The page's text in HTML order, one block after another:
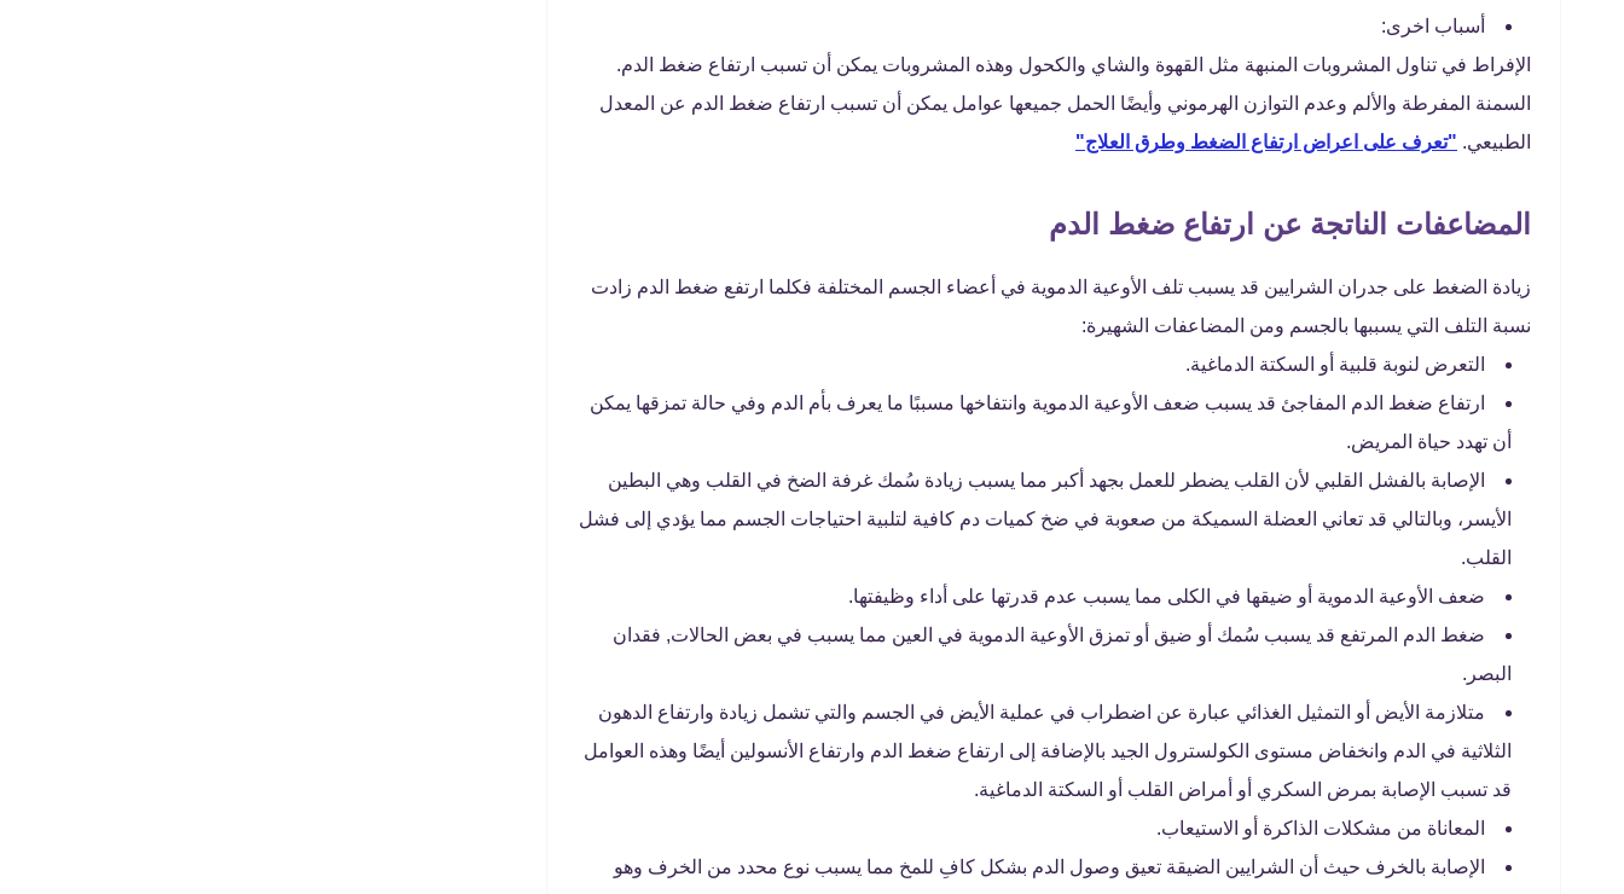
أسباب اخرى:
الإفراط في تناول المشروبات المنبهة مثل القهوة والشاي والكحول وهذه المشروبات يمكن أن تسبب ارتفاع ضغط الدم.
السمنة المفرطة والألم وعدم التوازن الهرموني وأيضًا الحمل جميعها عوامل يمكن أن تسبب ارتفاع ضغط الدم عن المعدل
الطبيعي. "تعرف على اعراض ارتفاع الضغط وطرق العلاج"
المضاعفات الناتجة عن ارتفاع ضغط الدم
زيادة الضغط على جدران الشرايين قد يسبب تلف الأوعية الدموية في أعضاء الجسم المختلفة فكلما ارتفع ضغط الدم زادت
نسبة التلف التي يسببها بالجسم ومن المضاعفات الشهيرة:
التعرض لنوبة قلبية أو السكتة الدماغية.
ارتفاع ضغط الدم المفاجئ قد يسبب ضعف الأوعية الدموية وانتفاخها مسببًا ما يعرف بأم الدم وفي حالة تمزقها يمكن
أن تهدد حياة المريض.
الإصابة بالفشل القلبي لأن القلب يضطر للعمل بجهد أكبر مما يسبب زيادة سُمك غرفة الضخ في القلب وهي البطين
الأيسر، وبالتالي قد تعاني العضلة السميكة من صعوبة في ضخ كميات دم كافية لتلبية احتياجات الجسم مما يؤدي إلى فشل
القلب.
ضعف الأوعية الدموية أو ضيقها في الكلى مما يسبب عدم قدرتها على أداء وظيفتها.
ضغط الدم المرتفع قد يسبب سُمك أو ضيق أو تمزق الأوعية الدموية في العين مما يسبب في بعض الحالات, فقدان
البصر.
متلازمة الأيض أو التمثيل الغذائي عبارة عن اضطراب في عملية الأيض في الجسم والتي تشمل زيادة وارتفاع الدهون
الثلاثية في الدم وانخفاض مستوى الكولسترول الجيد بالإضافة إلى ارتفاع ضغط الدم وارتفاع الأنسولين أيضًا وهذه العوامل
قد تسبب الإصابة بمرض السكري أو أمراض القلب أو السكتة الدماغية.
المعاناة من مشكلات الذاكرة أو الاستيعاب.
الإصابة بالخرف حيث أن الشرايين الضيقة تعيق وصول الدم بشكل كافِ للمخ مما يسبب نوع محدد من الخرف وهو